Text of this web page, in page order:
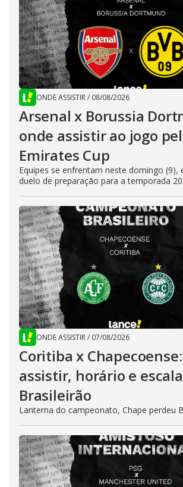
ONDE ASSISTIR/ 08/08/2026
Arsenal x Borussia
onde assistir ao jogo
Emirates Cup
Equipes se enfrentam neste domingo (9),
duelo de preparação para a temporada
ONDE ASSISTIR/ 07/08/2026
Coritiba x
assistir, horário e
Brasileirão
Lanterna do campeonato, Chape perdeu